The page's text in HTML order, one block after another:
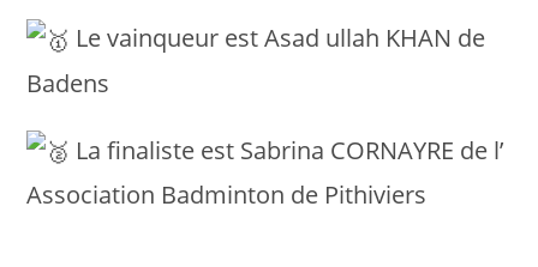
Le vainqueur est Asad ullah KHAN de
Badens
La finaliste est Sabrina CORNAYRE de l’
Association Badminton de Pithiviers